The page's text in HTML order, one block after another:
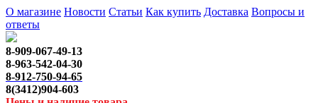
О магазине Новости Статьи Как купить Доставка Вопросы и
ответы
8-909-067-49-13
8-963-542-04-30
8-912-750-94-65
8(3412)904-603